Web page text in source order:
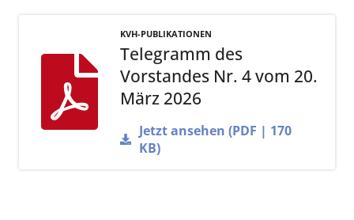
KVH-PUBLIKATIONEN
Telegramm des
Vorstandes Nr. 4 vom 20.
März 2026
Jetzt ansehen (PDF | 170
KB)